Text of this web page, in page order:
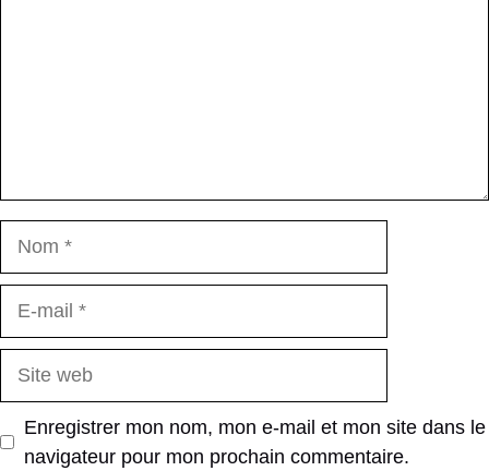
Enregistrer mon nom, mon e-mail et mon site dans le
navigateur pour mon prochain commentaire.